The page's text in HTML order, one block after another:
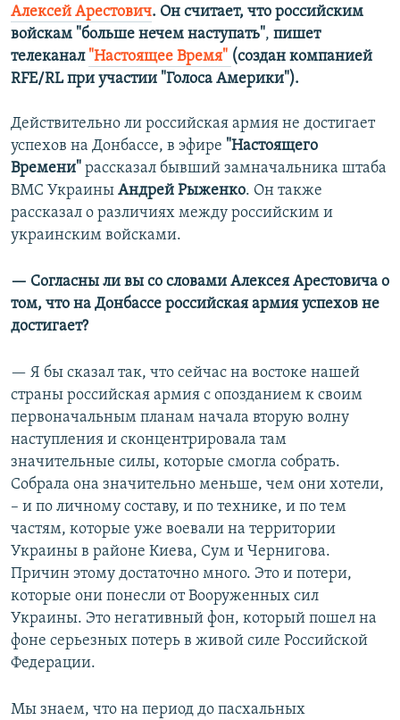
Алексей Арестович. Он считает, что российским
войскам "больше нечем наступать", пишет
телеканал "Настоящее Время" ​ (создан компанией
RFE/RL при участии "Голоса Америки"). ​
Действительно ли российская армия не достигает
успехов на Донбассе, в эфире "Настоящего
Времени" рассказал бывший замначальника штаба
ВМС Украины Андрей Рыженко. Он также
рассказал о различиях между российским и
украинским войсками.
— Согласны ли вы со словами Алексея Арестовича о
том, что на Донбассе российская армия успехов не
достигает?
— Я бы сказал так, что сейчас на востоке нашей
страны российская армия с опозданием к своим
первоначальным планам начала вторую волну
наступления и сконцентрировала там
значительные силы, которые смогла собрать.
Собрала она значительно меньше, чем они хотели,
– и по личному составу, и по технике, и по тем
частям, которые уже воевали на территории
Украины в районе Киева, Сум и Чернигова.
Причин этому достаточно много. Это и потери,
которые они понесли от Вооруженных сил
Украины. Это негативный фон, который пошел на
фоне серьезных потерь в живой силе Российской
Федерации.
Мы знаем, что на период до пасхальных